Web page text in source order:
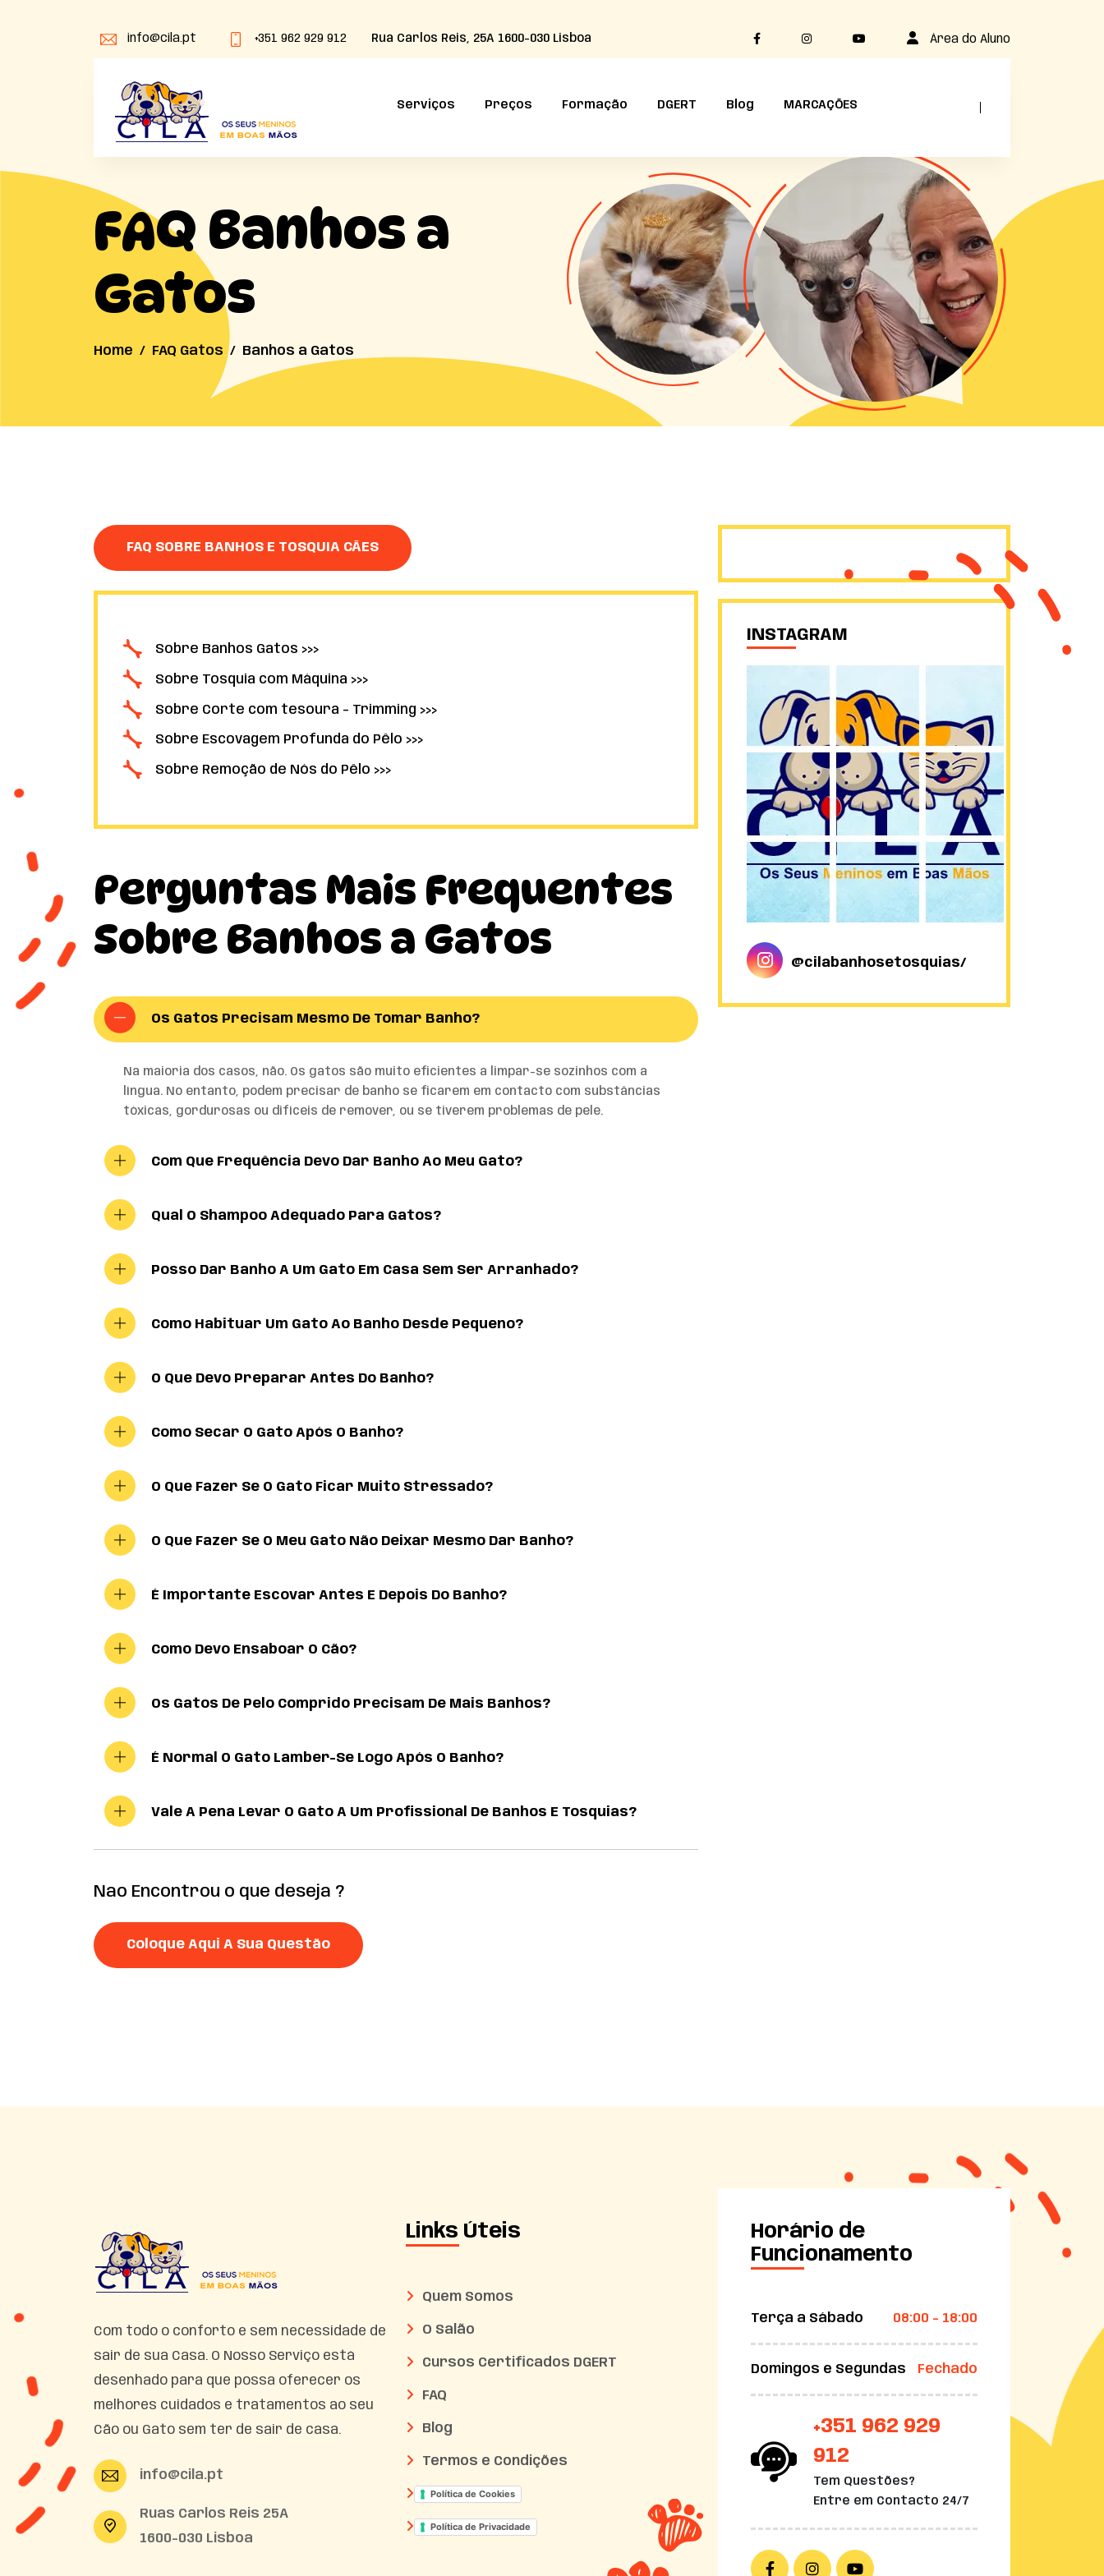
info@cila.pt +351 962 929 912 Rua Carlos Reis, 25A 1600-030 Lisboa Área do Aluno
Serviços Preços Formação DGERT Blog MARCAÇÕES
FAQ Banhos a
Gatos
Home FAQ Gatos Banhos a Gatos
FAQ SOBRE BANHOS E TOSQUIA CÃES
Sobre Banhos Gatos >>>
Sobre Tosquia com Máquina >>>
Sobre Corte com tesoura - Trimming >>>
Sobre Escovagem Profunda do Pêlo >>>
Sobre Remoção de Nós do Pêlo >>>
Perguntas Mais Frequentes
Sobre Banhos a Gatos
Os Gatos Precisam Mesmo De Tomar Banho?
Na maioria dos casos, não. Os gatos são muito eficientes a limpar-se sozinhos com a
língua. No entanto, podem precisar de banho se ficarem em contacto com substâncias
tóxicas, gordurosas ou difíceis de remover, ou se tiverem problemas de pele.
Com Que Frequência Devo Dar Banho Ao Meu Gato?
Qual O Shampoo Adequado Para Gatos?
Posso Dar Banho A Um Gato Em Casa Sem Ser Arranhado?
Como Habituar Um Gato Ao Banho Desde Pequeno?
O Que Devo Preparar Antes Do Banho?
Como Secar O Gato Após O Banho?
O Que Fazer Se O Gato Ficar Muito Stressado?
O Que Fazer Se O Meu Gato Não Deixar Mesmo Dar Banho?
É Importante Escovar Antes E Depois Do Banho?
Como Devo Ensaboar O Cão?
Os Gatos De Pelo Comprido Precisam De Mais Banhos?
É Normal O Gato Lamber-Se Logo Após O Banho?
Vale A Pena Levar O Gato A Um Profissional De Banhos E Tosquias?
Nao Encontrou o que deseja ?
Coloque Aqui A Sua Questão
INSTAGRAM
@cilabanhosetosquias/
Com todo o conforto e sem necessidade de
sair de sua Casa. O Nosso Serviço está
desenhado para que possa oferecer os
melhores cuidados e tratamentos ao seu
Cão ou Gato sem ter de sair de casa.
info@cila.pt
Ruas Carlos Reis 25A
1600-030 Lisboa
Links Úteis
Quem Somos
O Salão
Cursos Certificados DGERT
FAQ
Blog
Termos e Condições
Política de Cookies
Política de Privacidade
Horário de
Funcionamento
Terça a Sábado 08:00 - 18:00
Domingos e Segundas Fechado
+351 962 929
912
Tem Questões?
Entre em Contacto 24/7